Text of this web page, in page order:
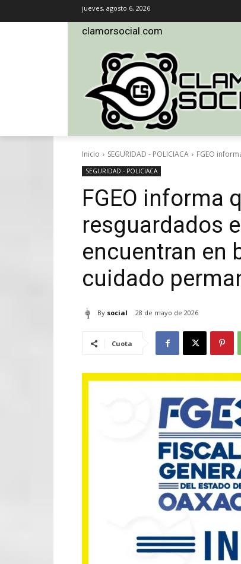
jueves, agosto 6, 2026
clamorsocial.com
Inicio SEGURIDAD - POLICIACA FGEO
SEGURIDAD - POLICIACA
FGEO informa
resguardados
encuentran en
cuidado
By social 28 de mayo de 2026
Cuota